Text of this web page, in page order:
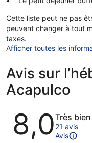
Cette liste peut ne pas
peuvent changer à tout
taxes.
Afficher toutes les
Avis sur
Acapulco
Avis
8,0Très bien
21 avis
Avis